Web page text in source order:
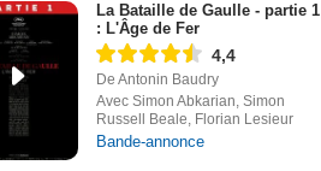
La Bataille de Gaulle - partie 1
: L'Âge de Fer
4,4
De Antonin Baudry
Avec Simon Abkarian, Simon
Russell Beale, Florian Lesieur
Bande-annonce